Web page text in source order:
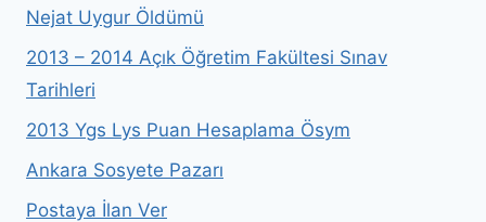
Nejat Uygur Öldümü
2013 – 2014 Açık Öğretim Fakültesi Sınav
Tarihleri
2013 Ygs Lys Puan Hesaplama Ösym
Ankara Sosyete Pazarı
Postaya İlan Ver